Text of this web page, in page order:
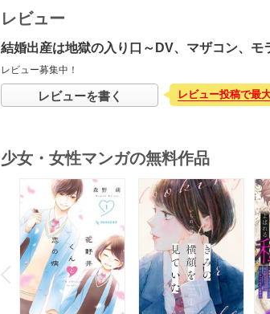
レビュー
結婚出産は地獄の入り口～DV、マザコン、
レビュー募集中！
レビューを書く レビュー投稿で最
少女・女性マンガの無料作品
P
r
e
v
i
o
u
s